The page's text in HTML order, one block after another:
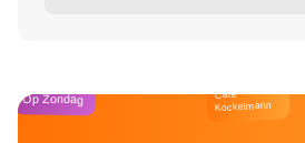
Op Zondag Café
Kockelmann